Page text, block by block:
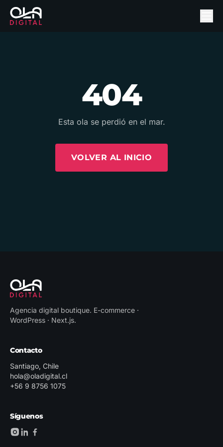
404
Esta ola se perdió en el mar.
VOLVER AL INICIO
Agencia digital boutique. E-commerce ·
WordPress · Next.js.
Contacto
Santiago, Chile
hola@oladigital.cl
+56 9 8756 1075
Síguenos